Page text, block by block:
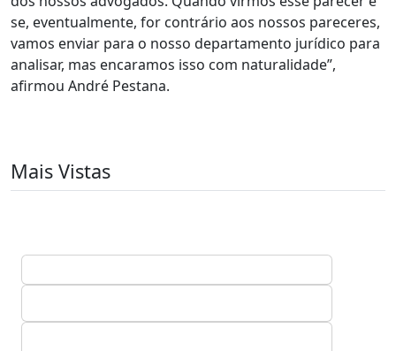
se, eventualmente, for contrário aos nossos pareceres,
vamos enviar para o nosso departamento jurídico para
analisar, mas encaramos isso com naturalidade”,
afirmou André Pestana.
Mais Vistas